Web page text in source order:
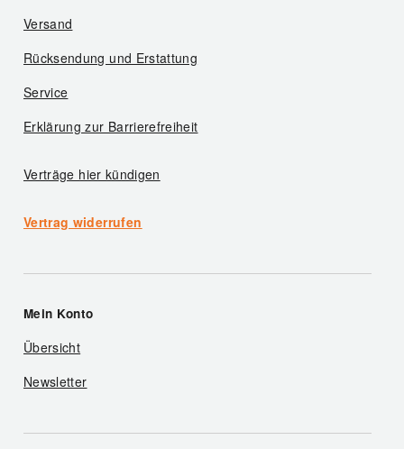
Versand
Rücksendung und Erstattung
Service
Erklärung zur Barrierefreiheit
Verträge hier kündigen
Vertrag widerrufen
Mein Konto
Übersicht
Newsletter